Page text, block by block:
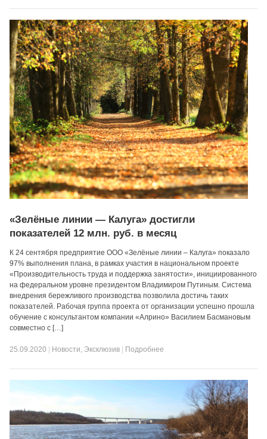
«Зелёные линии — Калуга» достигли
показателей 12 млн. руб. в месяц
К 24 сентября предприятие ООО «Зелёные линии – Калуга» показало
97% выполнения плана, в рамках участия в национальном проекте
«Производительность труда и поддержка занятости», инициированного
на федеральном уровне президентом Владимиром Путиным. Система
внедрения бережливого производства позволила достичь таких
показателей. Рабочая группа проекта от организации успешно прошла
обучение с консультантом компании «Алрино» Василием Басмановым
совместно с […]
25.09.2020 Новости, Эксклюзив Подробнее